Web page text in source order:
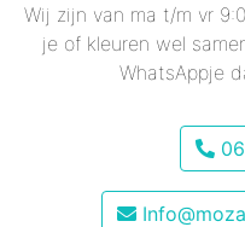
Wij zijn van ma t/m vr
je of kleuren wel
WhatsAppje
06